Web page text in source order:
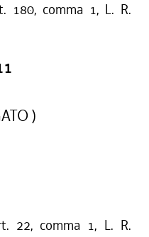
180, comma 1, L. R.
)
22, comma 1, L. R.